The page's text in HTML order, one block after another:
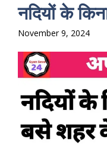
नदियों के
November 9, 2024